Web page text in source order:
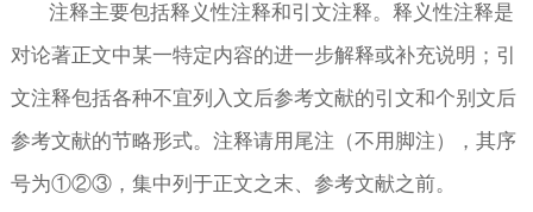
注释主要包括释义性注释和引文注释。释义性注释是
对论著正文中某一特定内容的进一步解释或补充说明；引
文注释包括各种不宜列入文后参考文献的引文和个别文后
参考文献的节略形式。注释请用尾注（不用脚注），其序
号为①②③，集中列于正文之末、参考文献之前。